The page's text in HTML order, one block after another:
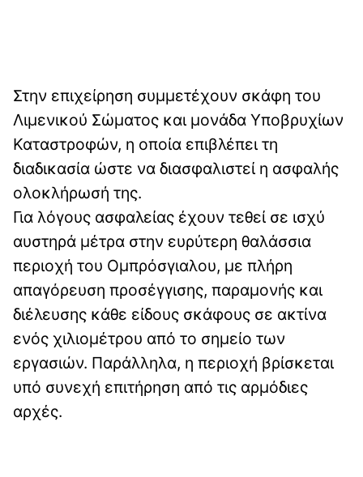
Στην επιχείρηση συμμετέχουν σκάφη του
Λιμενικού Σώματος και μονάδα Υποβρυχίων
Καταστροφών, η οποία επιβλέπει τη
διαδικασία ώστε να διασφαλιστεί η ασφαλής
ολοκλήρωσή της.
Για λόγους ασφαλείας έχουν τεθεί σε ισχύ
αυστηρά μέτρα στην ευρύτερη θαλάσσια
περιοχή του Ομπρόσγιαλου, με πλήρη
απαγόρευση προσέγγισης, παραμονής και
διέλευσης κάθε είδους σκάφους σε ακτίνα
ενός χιλιομέτρου από το σημείο των
εργασιών. Παράλληλα, η περιοχή βρίσκεται
υπό συνεχή επιτήρηση από τις αρμόδιες
αρχές.